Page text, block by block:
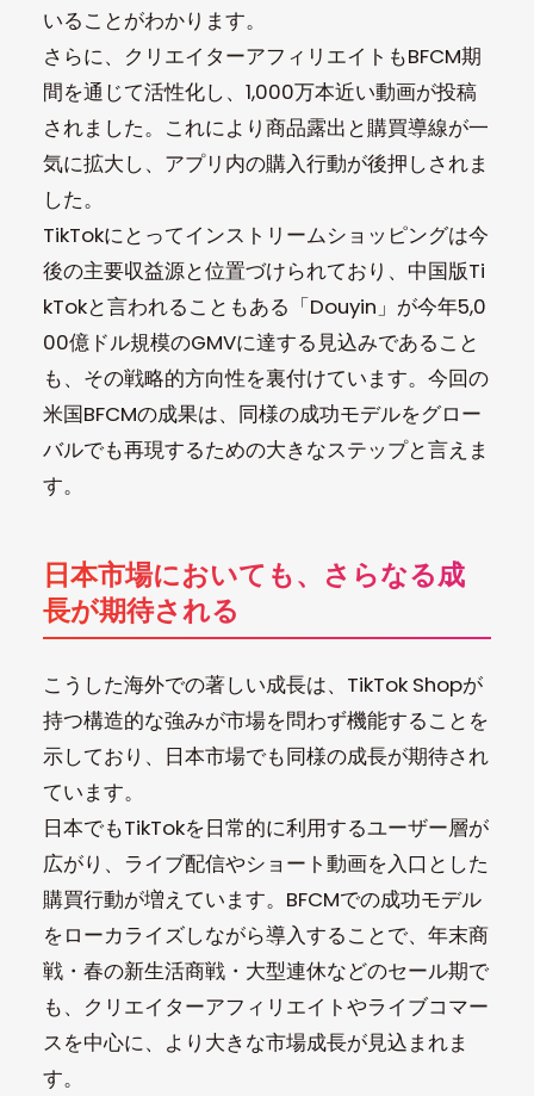
いることがわかります。
さらに、クリエイターアフィリエイトもBFCM期
間を通じて活性化し、1,000万本近い動画が投稿
されました。これにより商品露出と購買導線が一
気に拡大し、アプリ内の購入行動が後押しされま
した。
TikTokにとってインストリームショッピングは今
後の主要収益源と位置づけられており、中国版Ti
kTokと言われることもある「Douyin」が今年5,0
00億ドル規模のGMVに達する見込みであること
も、その戦略的方向性を裏付けています。今回の
米国BFCMの成果は、同様の成功モデルをグロー
バルでも再現するための大きなステップと言えま
す。
日本市場においても、さらなる成
長が期待される
こうした海外での著しい成長は、TikTok Shopが
持つ構造的な強みが市場を問わず機能することを
示しており、日本市場でも同様の成長が期待され
ています。
日本でもTikTokを日常的に利用するユーザー層が
広がり、ライブ配信やショート動画を入口とした
購買行動が増えています。BFCMでの成功モデル
をローカライズしながら導入することで、年末商
戦・春の新生活商戦・大型連休などのセール期で
も、クリエイターアフィリエイトやライブコマー
スを中心に、より大きな市場成長が見込まれま
す。